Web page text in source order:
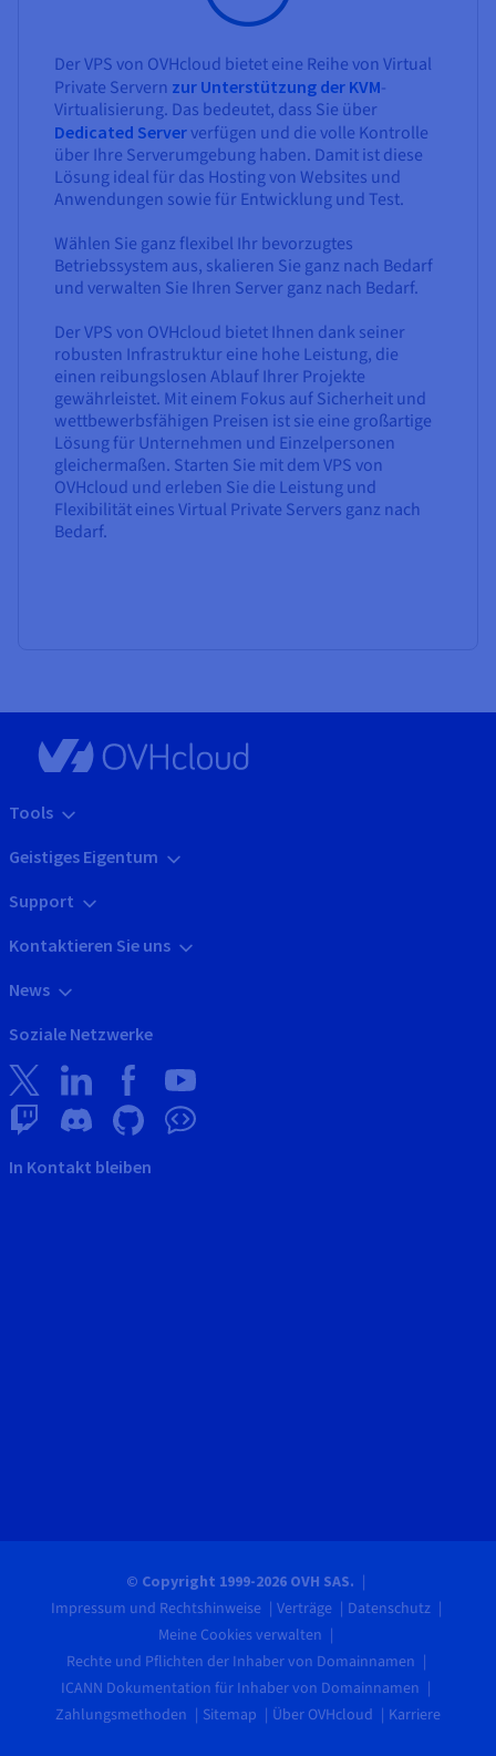
Der VPS von OVHcloud bietet eine Reihe von Virtual
Private Servern zur Unterstützung der KVM-
Virtualisierung. Das bedeutet, dass Sie über
Dedicated Serververfügen und die volle Kontrolle
über Ihre Serverumgebung haben. Damit ist diese
Lösung ideal für das Hosting von Websites und
Anwendungen sowie für Entwicklung und Test.
Wählen Sie ganz flexibel Ihr bevorzugtes
Betriebssystem aus, skalieren Sie ganz nach Bedarf
und verwalten Sie Ihren Server ganz nach Bedarf.
Der VPS von OVHcloud bietet Ihnen dank seiner
robusten Infrastruktur eine hohe Leistung, die
einen reibungslosen Ablauf Ihrer Projekte
gewährleistet. Mit einem Fokus auf Sicherheit und
wettbewerbsfähigen Preisen ist sie eine großartige
Lösung für Unternehmen und Einzelpersonen
gleichermaßen. Starten Sie mit dem VPS von
OVHcloud und erleben Sie die Leistung und
Flexibilität eines Virtual Private Servers ganz nach
Bedarf.
Tools
Geistiges Eigentum
Support
Kontaktieren Sie uns
News
Soziale Netzwerke
In Kontakt bleiben
© Copyright 1999-2026 OVH SAS.
Impressum und Rechtshinweise Verträge
Datenschutz
Meine Cookies verwalten
Rechte und Pflichten der Inhaber von Domainnamen
ICANN Dokumentation für Inhaber von Domainnamen
Zahlungsmethoden
Sitemap Über OVHcloud Karriere